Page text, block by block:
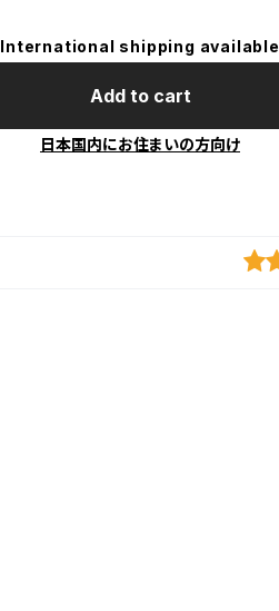
International shipping available
Add to cart
日本国内にお住まいの方向け